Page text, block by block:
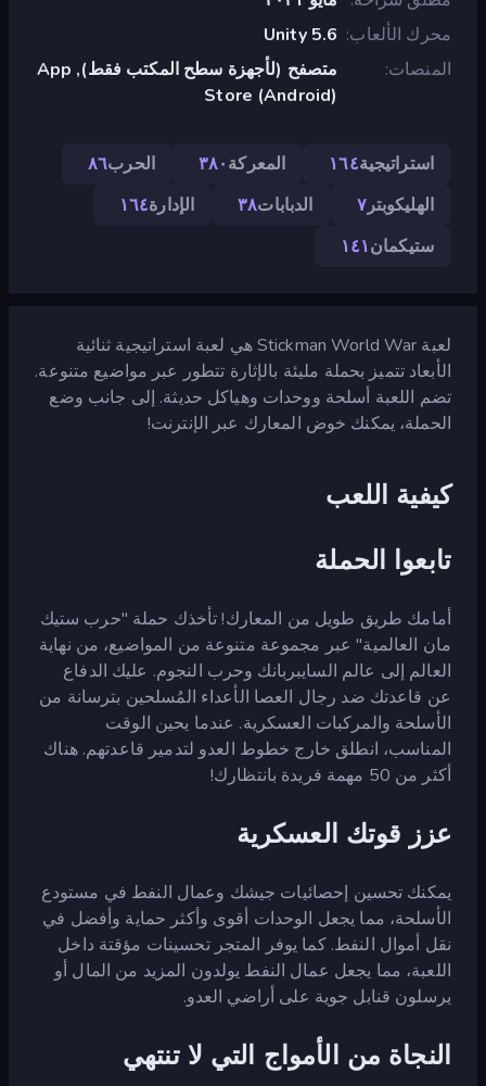
محرك الألعاب Unity 5.6
المنصات
متصفح (لأجهزة سطح المكتب فقط), App
Store (Android)
استراتيجية١٦٤ المعركة٣٨٠ الحرب٨٦
الهليكوبتر٧ الدبابات٣٨ الإدارة١٦٤
ستيكمان١٤١
لعبة Stickman World War هي لعبة استراتيجية ثنائية
الأبعاد تتميز بحملة مليئة بالإثارة تتطور عبر مواضيع متنوعة.
تضم اللعبة أسلحة ووحدات وهياكل حديثة. إلى جانب وضع
الحملة، يمكنك خوض المعارك عبر الإنترنت!
كيفية اللعب
تابعوا الحملة
أمامك طريق طويل من المعارك! تأخذك حملة "حرب ستيك
مان العالمية" عبر مجموعة متنوعة من المواضيع، من نهاية
العالم إلى عالم السايبربانك وحرب النجوم. عليك الدفاع
عن قاعدتك ضد رجال العصا الأعداء المُسلحين بترسانة من
الأسلحة والمركبات العسكرية. عندما يحين الوقت
المناسب، انطلق خارج خطوط العدو لتدمير قاعدتهم. هناك
أكثر من 50 مهمة فريدة بانتظارك!
عزز قوتك العسكرية
يمكنك تحسين إحصائيات جيشك وعمال النفط في مستودع
الأسلحة، مما يجعل الوحدات أقوى وأكثر حماية وأفضل في
نقل أموال النفط. كما يوفر المتجر تحسينات مؤقتة داخل
اللعبة، مما يجعل عمال النفط يولدون المزيد من المال أو
يرسلون قنابل جوية على أراضي العدو.
النجاة من الأمواج التي لا تنتهي